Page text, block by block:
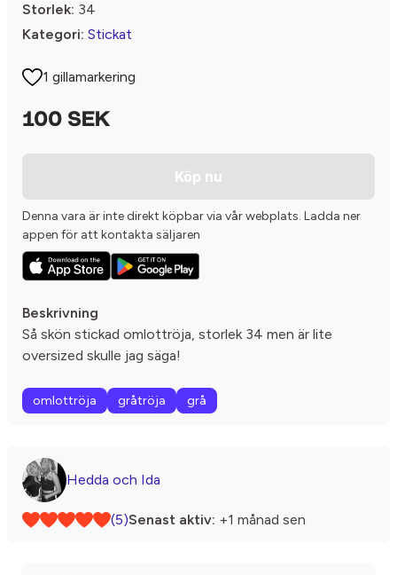
Storlek: 34
Kategori: Stickat
1 gillamarkering
100 SEK
Köp nu
Denna vara är inte direkt köpbar via vår webplats. Ladda ner
appen för att kontakta säljaren
Beskrivning
Så skön stickad omlottröja, storlek 34 men är lite
oversized skulle jag säga!
omlottröja gråtröja grå
Hedda och Ida
(5)Senast aktiv: +1 månad sen